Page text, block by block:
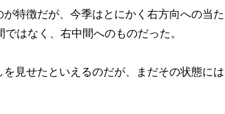
特徴だが、今季はとにかく右方向への当た
はなく、右中間へのものだった。
見せたといえるのだが、まだその状態には